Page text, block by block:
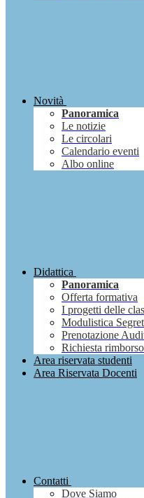
Novità
Panoramica
Le notizie
Le circolari
Calendario eventi
Albo online
Didattica
Panoramica
Offerta formativa
I progetti delle
Modulistica
Prenotazione
Richiesta
Area riservata studenti
Area Riservata Docenti
Contatti
Dove Siamo